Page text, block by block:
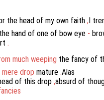
the head of my own faith ,I
the hand of one of bow eye -
.
much weeping the fancy of
mere drop mature .Alas
of this drop ,absurd of